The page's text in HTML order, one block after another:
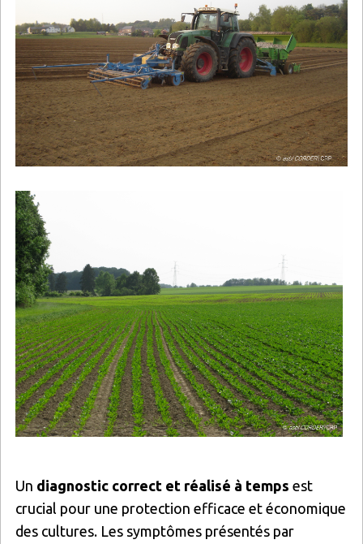
Image
Un diagnostic correct et réalisé à temps est
crucial pour une protection efficace et économique
des cultures. Les symptômes présentés par